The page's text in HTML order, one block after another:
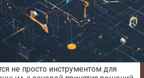
не просто инструментом для